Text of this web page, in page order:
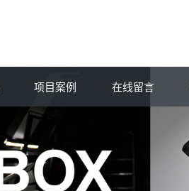
项目案例 在线留言